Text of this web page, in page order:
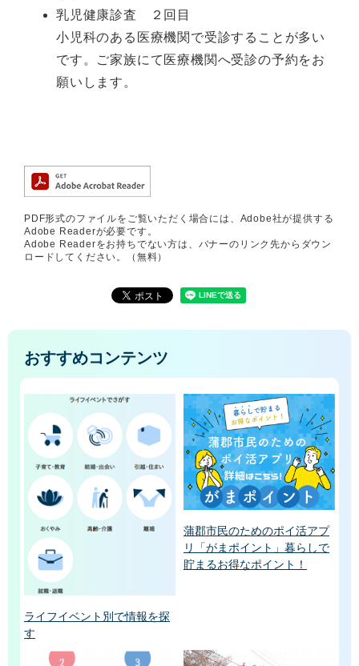
乳児健康診査 ２回目
小児科のある医療機関で受診することが多い
です。ご家族にて医療機関へ受診の予約をお
願いします。
PDF形式のファイルをご覧いただく場合には、Adobe社が提供する
Adobe Readerが必要です。
Adobe Readerをお持ちでない方は、バナーのリンク先からダウン
ロードしてください。（無料）
おすすめコンテンツ
ライフイベント別で情報を探
す
蒲郡市民のためのポイ活アプ
リ「がまポイント」暮らしで
貯まるお得なポイント！